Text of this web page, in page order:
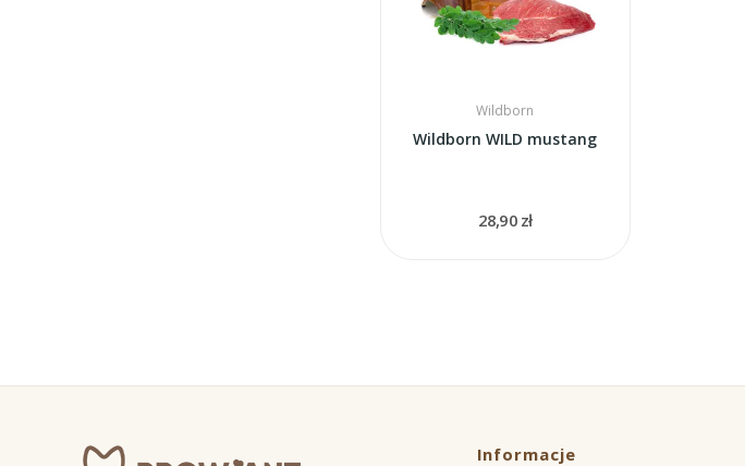
Wildborn
Wildborn WILD mustang
28,90 zł
Informacje